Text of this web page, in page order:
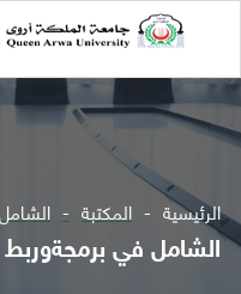
الرئيسية المكتبة
الشامل في